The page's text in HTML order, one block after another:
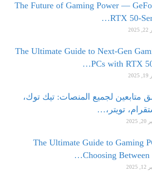
The Future of Gaming Power —
RTX 50-
The Ultimate Guide to Next-Gen
PCs with RTX
متابعين لجميع المنصات: تيك توك،
تويتر،…
The Ultimate Guide to Gaming
Choosing Between